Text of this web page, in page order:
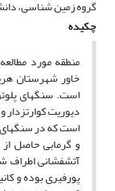
گروه زمین شناسی،
چکیده
خاور شهرستان
است. سنگهای
دیوریت کوارتزدار
است که در سنگهای
و گرمابی حاصل
آتشفشانی اطراف
پورفیری بوده و